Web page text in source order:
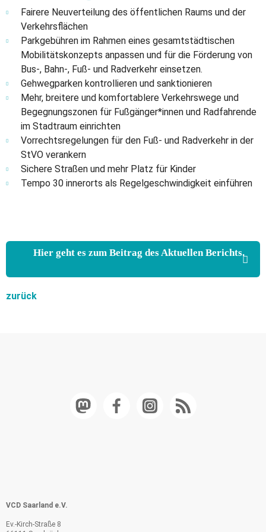
Fairere Neuverteilung des öffentlichen Raums und der
Verkehrsflächen
Parkgebühren im Rahmen eines gesamtstädtischen
Mobilitätskonzepts anpassen und für die Förderung von
Bus-, Bahn-, Fuß- und Radverkehr einsetzen.
Gehwegparken kontrollieren und sanktionieren
Mehr, breitere und komfortablere Verkehrswege und
Begegnungszonen für Fußgänger*innen und Radfahrende
im Stadtraum einrichten
Vorrechtsregelungen für den Fuß- und Radverkehr in der
StVO verankern
Sichere Straßen und mehr Platz für Kinder
Tempo 30 innerorts als Regelgeschwindigkeit einführen
Hier geht es zum Beitrag des Aktuellen Berichts.
zurück
VCD Saarland e.V.
Ev.-Kirch-Straße 8